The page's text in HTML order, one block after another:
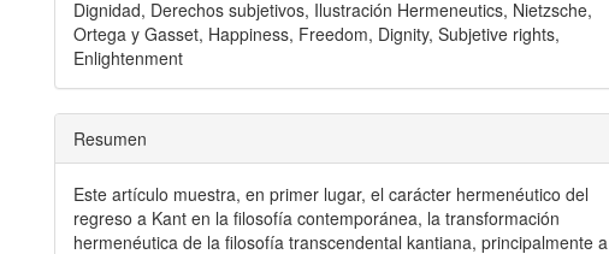
Dignidad, Derechos subjetivos, Ilustración Hermeneutics, Nietzsche,
Ortega y Gasset, Happiness, Freedom, Dignity, Subjetive rights,
Enlightenment
Resumen
Este artículo muestra, en primer lugar, el carácter hermenéutico del
regreso a Kant en la filosofía contemporánea, la transformación
hermenéutica de la filosofía transcendental kantiana, principalmente a